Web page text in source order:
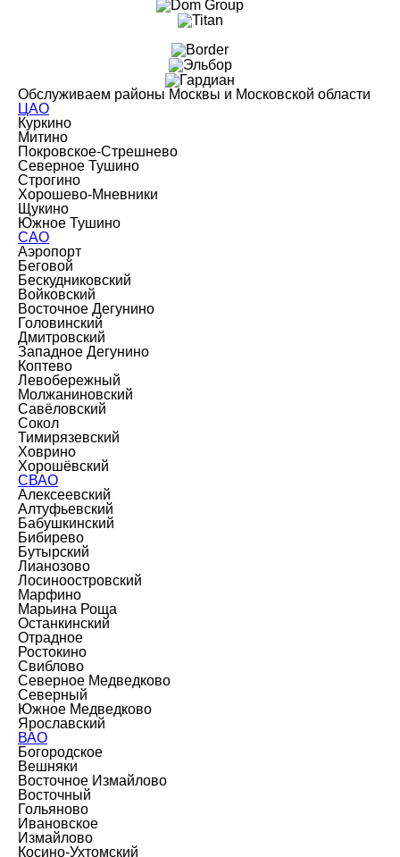
Обслуживаем районы Москвы и Московской области
ЦАО
Куркино
Митино
Покровское-Стрешнево
Северное Тушино
Строгино
Хорошево-Мневники
Щукино
Южное Тушино
САО
Аэропорт
Беговой
Бескудниковский
Войковский
Восточное Дегунино
Головинский
Дмитровский
Западное Дегунино
Коптево
Левобережный
Молжаниновский
Савёловский
Сокол
Тимирязевский
Ховрино
Хорошёвский
СВАО
Алексеевский
Алтуфьевский
Бабушкинский
Бибирево
Бутырский
Лианозово
Лосиноостровский
Марфино
Марьина Роща
Останкинский
Отрадное
Ростокино
Свиблово
Северное Медведково
Северный
Южное Медведково
Ярославский
ВАО
Богородское
Вешняки
Восточное Измайлово
Восточный
Гольяново
Ивановское
Измайлово
Косино-Ухтомский